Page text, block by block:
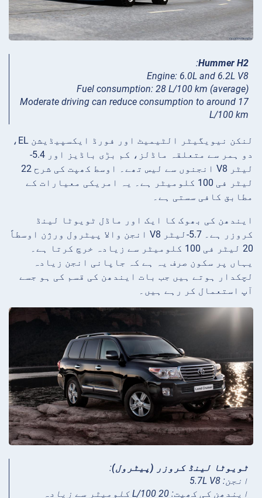
Hummer H2
:
Engine: 6.0L and 6.2L V8
Fuel consumption: 28 L/100 km (average)
Moderate driving can reduce consumption to around 17
L/100 km
لنکن نیویگیٹر الٹیمیٹ اور فورڈ ایکسپیڈیشن EL،
دو ہمر سے متعلقہ ماڈلز، کم بڑی باڈیز اور 5.4-
لیٹر V8 انجنوں سے لیس تھے۔ اوسط کھپت کی شرح 22
لیٹر فی 100 کلومیٹر ہے۔ یہ امریکی معیارات کے
مطابق کافی سستی ہے۔
ایندھن کی بھوک کا ایک اور ماڈل ٹویوٹا لینڈ
کروزر ہے۔ 5.7-لیٹر V8 انجن والا پیٹرول ورژن اوسطاً
20 لیٹر فی 100 کلومیٹر سے زیادہ خرچ کرتا ہے۔
یہاں پر سکون صرف یہ ہے کہ جاپانی انجن زیادہ
لچکدار ہوتے ہیں جب بات ایندھن کی قسم کی ہو جسے
آپ استعمال کر رہے ہیں۔
ٹویوٹا لینڈ کروزر (پیٹرول):
انجن: 5.7L V8
ایندھن کی کھپت: 20 L/100 کلومیٹر سے زیادہ